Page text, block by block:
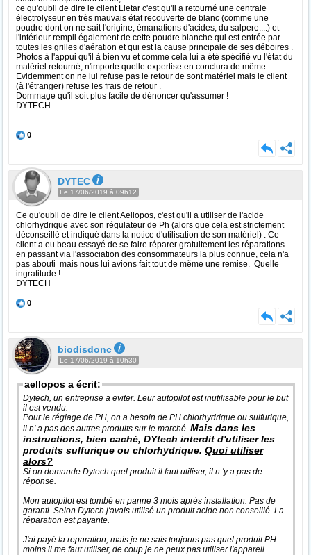
ce qu'oubli de dire le client Lietar c'est qu'il a retourné une centrale
électrolyseur en très mauvais état recouverte de blanc (comme une
poudre dont on ne sait l'origine, émanations d'acides, du salpere....) et
l'intérieur rempli également de cette poudre blanche qui est entrée par
toutes les grilles d'aération et qui est la cause principale de ses déboires .
Photos à l'appui qu'il à bien vu et comme cela lui a été spécifié vu l'état du
matériel retourné, n'importe quelle expertise en conclura de même .
Evidemment on ne lui refuse pas le retour de sont matériel mais le client
(à l'étranger) refuse les frais de retour .
Dommage qu'il soit plus facile de dénoncer qu'assumer !
DYTECH
0
DYTEC
Le 17/06/2019 à 09h12
Ce qu'oubli de dire le client Aellopos, c'est qu'il a utiliser de l'acide
chlorhydrique avec son régulateur de Ph (alors que cela est strictement
déconseillé et indiqué dans la notice d'utilisation de son matériel) . Ce
client a eu beau essayé de se faire réparer gratuitement les réparations
en passant via l'association des consommateurs la plus connue, cela n'a
pas abouti mais nous lui avions fait tout de même une remise. Quelle
ingratitude !
DYTECH
0
biodisdonc
Le 17/06/2019 à 10h30
aellopos a écrit:
Dytech, un entreprise a eviter. Leur autopilot est inutilisable pour le but
il est vendu.
Pour le réglage de PH, on a besoin de PH chlorhydrique ou sulfurique,
il n' a pas des autres produits sur le marché. Mais dans les
instructions, bien caché, DYtech interdit d'utiliser les
produits sulfurique ou chlorhydrique. Quoi utiliser
alors?
Si on demande Dytech quel produit il faut utiliser, il n 'y a pas de
réponse.
Mon autopilot est tombé en panne 3 mois après installation. Pas de
garanti. Selon Dytech j'avais utilisé un produit acide non conseillé. La
réparation est payante.
J'ai payé la reparation, mais je ne sais toujours pas quel produit PH
moins il me faut utiliser, de coup je ne peux pas utiliser l'appareil.